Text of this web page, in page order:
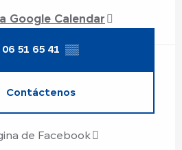
Google Calendar
06 51 65 41 ▒▒
Contáctenos
de Facebook